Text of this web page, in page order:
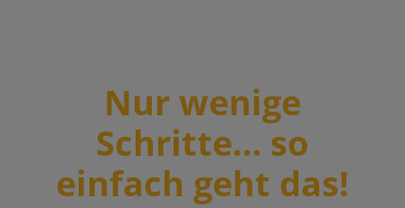
Nur wenige
Schritte… so
einfach geht das!